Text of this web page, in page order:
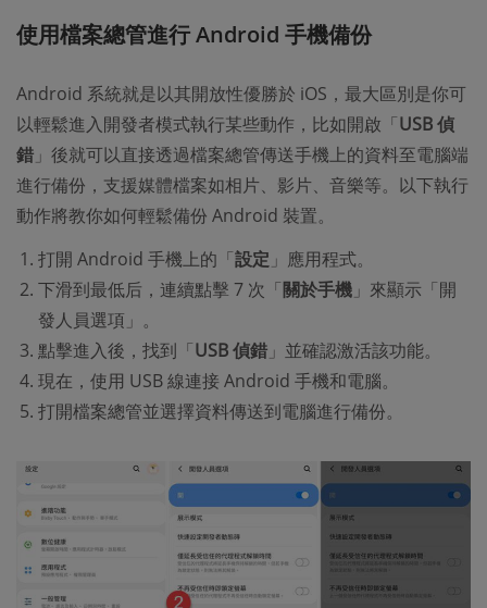
使用檔案總管進行 Android 手機備份
Android 系統就是以其開放性優勝於 iOS，最大區別是你可
以輕鬆進入開發者模式執行某些動作，比如開啟「USB 偵
錯 」後就可以直接透過檔案總管傳送手機上的資料至電腦端
進行備份，支援媒體檔案如相片、影片、音樂等。以下執行
動作將教你如何輕鬆備份 Android 裝置。
打開 Android 手機上的「設定 」應用程式。
下滑到最低后，連續點擊 7 次「關於手機 」來顯示「開
發人員選項」。
點擊進入後，找到「USB 偵錯 」並確認激活該功能。
現在，使用 USB 線連接 Android 手機和電腦。
打開檔案總管並選擇資料傳送到電腦進行備份。